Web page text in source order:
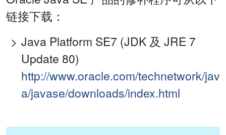
链接下载：
Java Platform SE7 (JDK 及 JRE 7
Update 80)
http://www.oracle.com/technetwork/jav
a/javase/downloads/index.html